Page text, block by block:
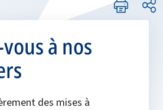
à nos
des mises à